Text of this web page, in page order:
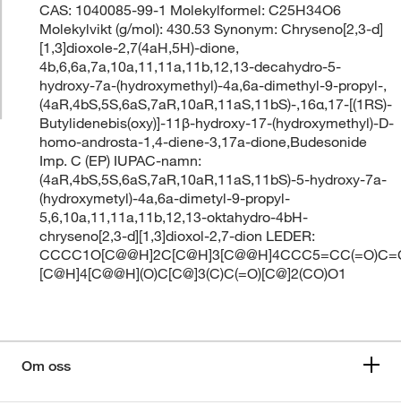
CAS: 1040085-99-1 Molekylformel: C25H34O6
Molekylvikt (g/mol): 430.53 Synonym: Chryseno[2,3-d]
[1,3]dioxole-2,7(4aH,5H)-dione,
4b,6,6a,7a,10a,11,11a,11b,12,13-decahydro-5-
hydroxy-7a-(hydroxymethyl)-4a,6a-dimethyl-9-propyl-,
(4aR,4bS,5S,6aS,7aR,10aR,11aS,11bS)-,16α,17-[(1RS)-
Butylidenebis(oxy)]-11β-hydroxy-17-(hydroxymethyl)-D-
homo-androsta-1,4-diene-3,17a-dione,Budesonide
Imp. C (EP) IUPAC-namn:
(4aR,4bS,5S,6aS,7aR,10aR,11aS,11bS)-5-hydroxy-7a-
(hydroxymetyl)-4a,6a-dimetyl-9-propyl-
5,6,10a,11,11a,11b,12,13-oktahydro-4bH-
chryseno[2,3-d][1,3]dioxol-2,7-dion LEDER:
[C@H]4[C@@H](O)C[C@]3(C)C(=O)[C@]2(CO)O1
Om oss